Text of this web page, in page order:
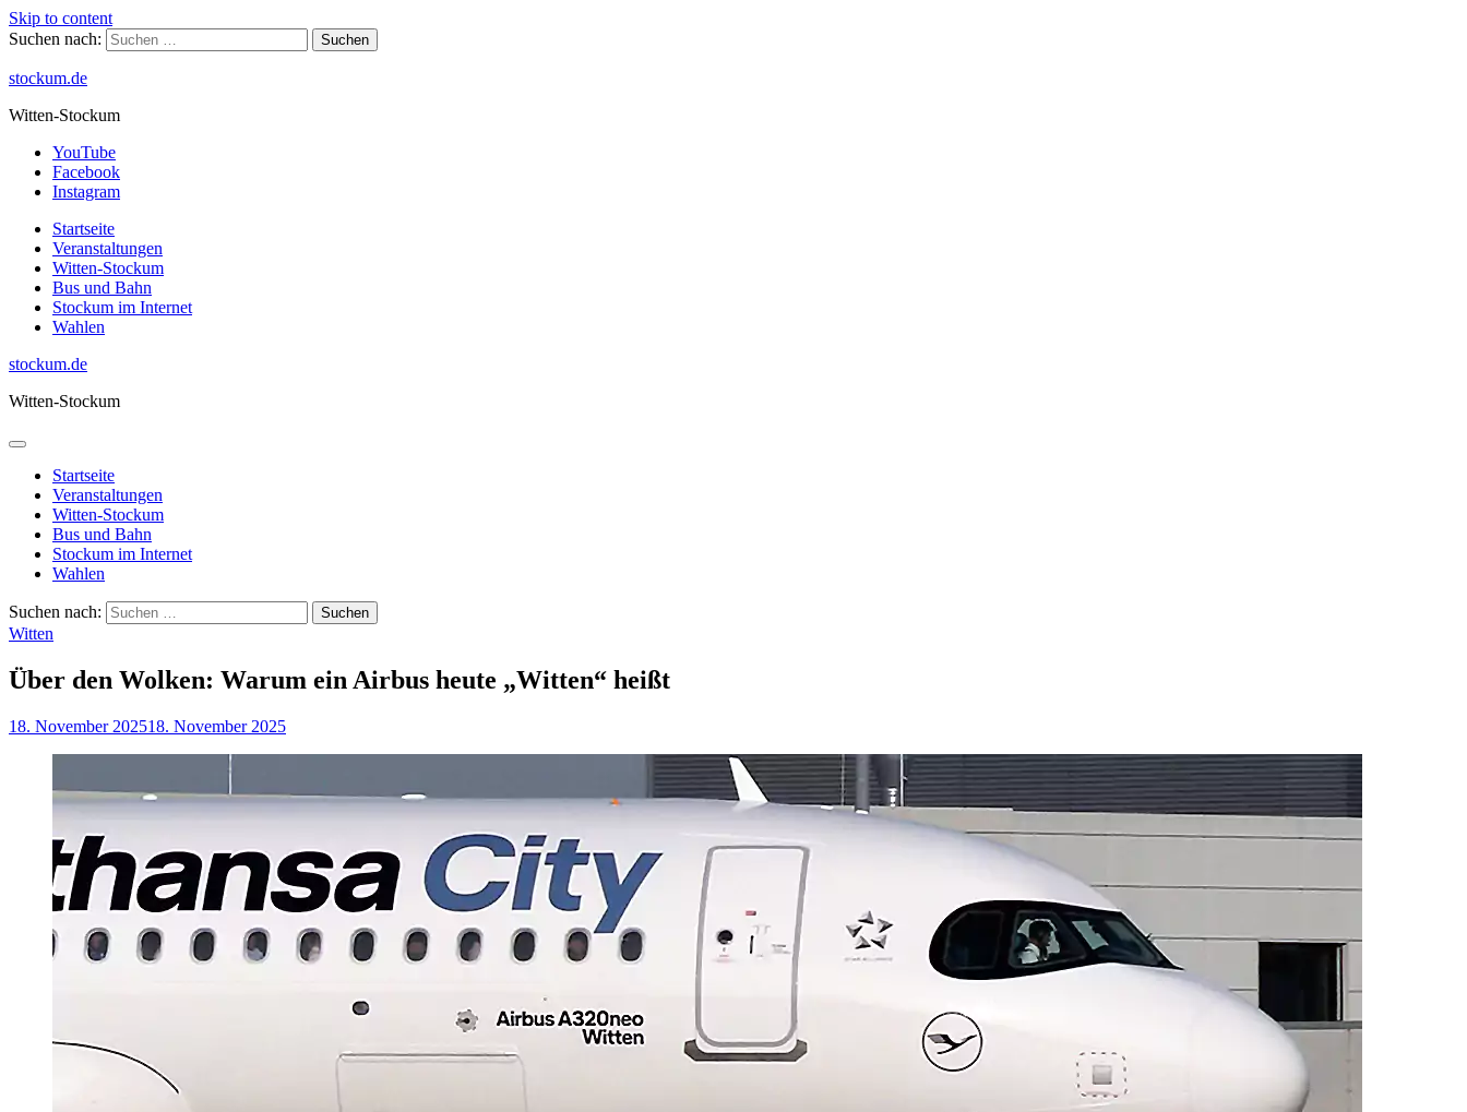
Skip to content
Suchen nach:
stockum.de
Witten-Stockum
YouTube
Facebook
Instagram
Startseite
Veranstaltungen
Witten-Stockum
Bus und Bahn
Stockum im Internet
Wahlen
stockum.de
Witten-Stockum
Startseite
Veranstaltungen
Witten-Stockum
Bus und Bahn
Stockum im Internet
Wahlen
Suchen nach:
Witten
Über den Wolken: Warum ein Airbus heute „Witten“ heißt
18. November 202518. November 2025